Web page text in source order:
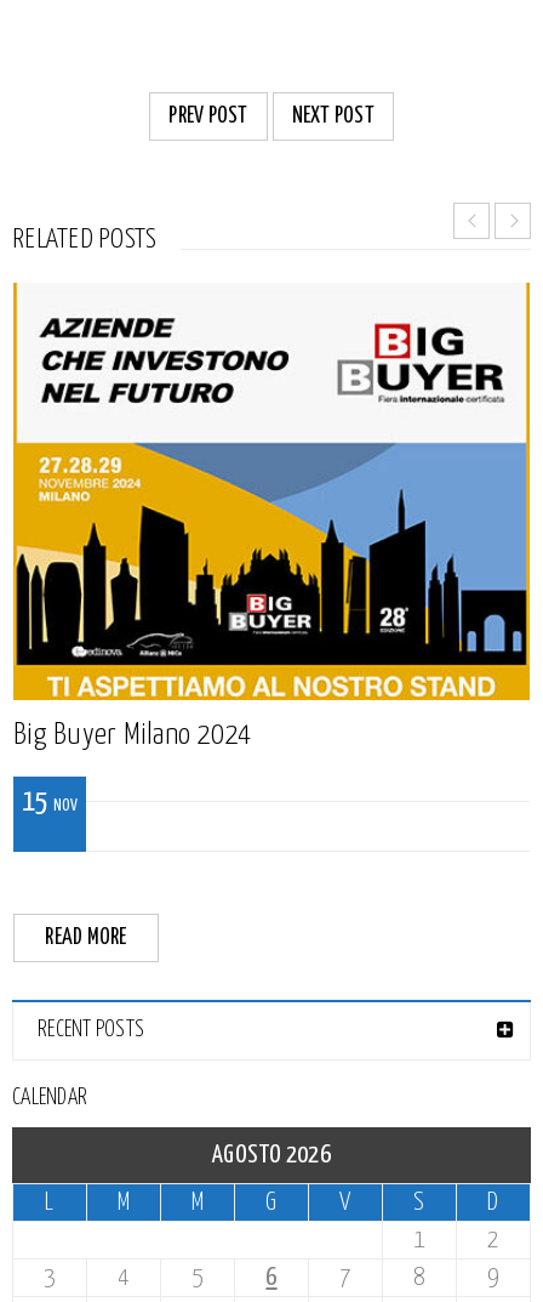
PREV POST NEXT POST
RELATED POSTS
Big Buyer Milano 2024
15 NOV
READ MORE
RECENT POSTS
CALENDAR
AGOSTO 2026
L
M M G V S
D
1
2
3
4 5 6 7 8 9